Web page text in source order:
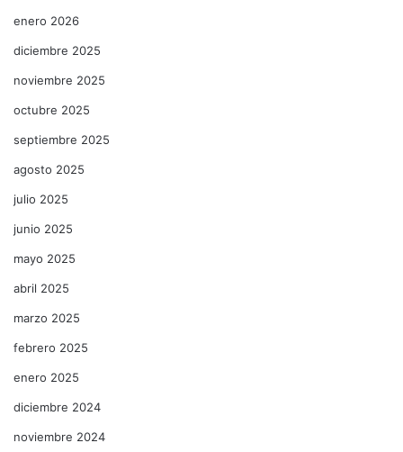
enero 2026
diciembre 2025
noviembre 2025
octubre 2025
septiembre 2025
agosto 2025
julio 2025
junio 2025
mayo 2025
abril 2025
marzo 2025
febrero 2025
enero 2025
diciembre 2024
noviembre 2024